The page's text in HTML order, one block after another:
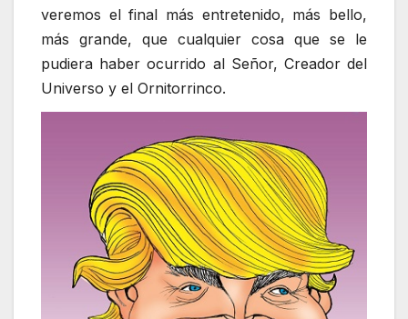
veremos el final más entretenido, más bello,
más grande, que cualquier cosa que se le
pudiera haber ocurrido al Señor, Creador del
Universo y el Ornitorrinco.